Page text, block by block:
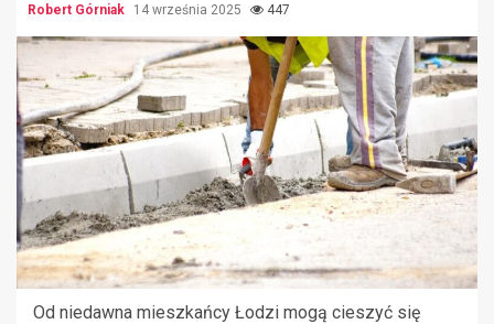
Robert Górniak 14 września 2025 447
Od niedawna mieszkańcy Łodzi mogą cieszyć się